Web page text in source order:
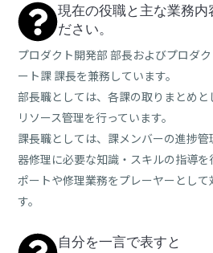
情
報
を
発
し
ま
す。
現在の役職と主な業務内
ださい。
プロダクト開発部 部長およびプロダ
ート課 課長を兼務しています。
部長職としては、各課の取りまとめと
リソース管理を行っています。
課長職としては、課メンバーの進捗
器修理に必要な知識・スキルの指導を
ポートや修理業務をプレーヤーとして
す。
自分を一言で表すと